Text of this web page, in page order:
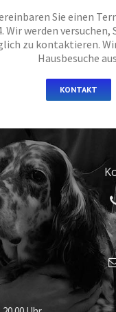
Sie einen
Wir werden versuchen,
zu kontaktieren.
Hausbesuche
KONTAKT